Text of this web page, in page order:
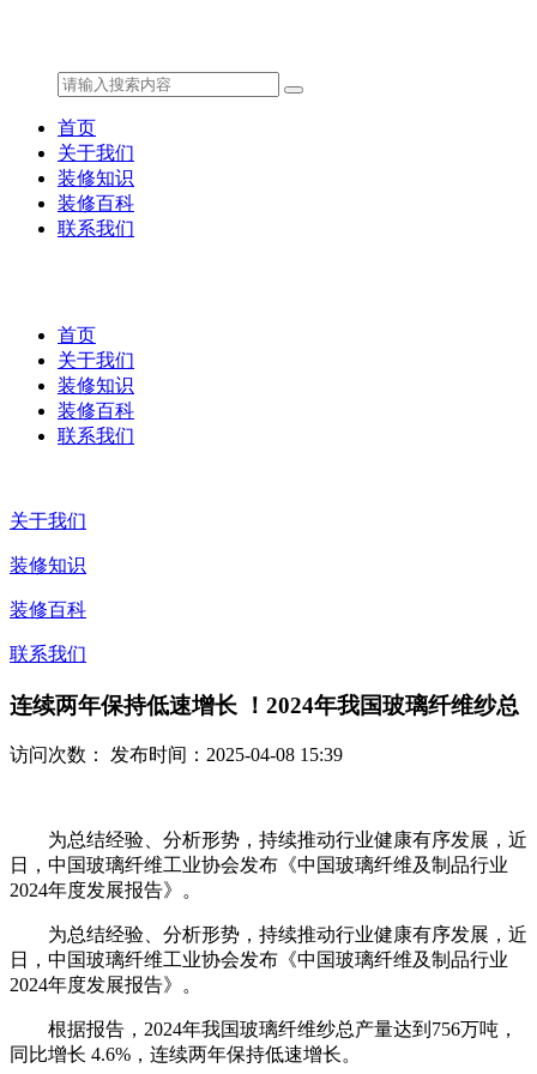
首页
关于我们
装修知识
装修百科
联系我们
首页
关于我们
装修知识
装修百科
联系我们
关于我们
装修知识
装修百科
联系我们
连续两年保持低速增长 ！2024年我国玻璃纤维纱总
访问次数： 发布时间：2025-04-08 15:39
为总结经验、分析形势，持续推动行业健康有序发展，近
日，中国玻璃纤维工业协会发布《中国玻璃纤维及制品行业
2024年度发展报告》。
为总结经验、分析形势，持续推动行业健康有序发展，近
日，中国玻璃纤维工业协会发布《中国玻璃纤维及制品行业
2024年度发展报告》。
根据报告，2024年我国玻璃纤维纱总产量达到756万吨，
同比增长 4.6%，连续两年保持低速增长。